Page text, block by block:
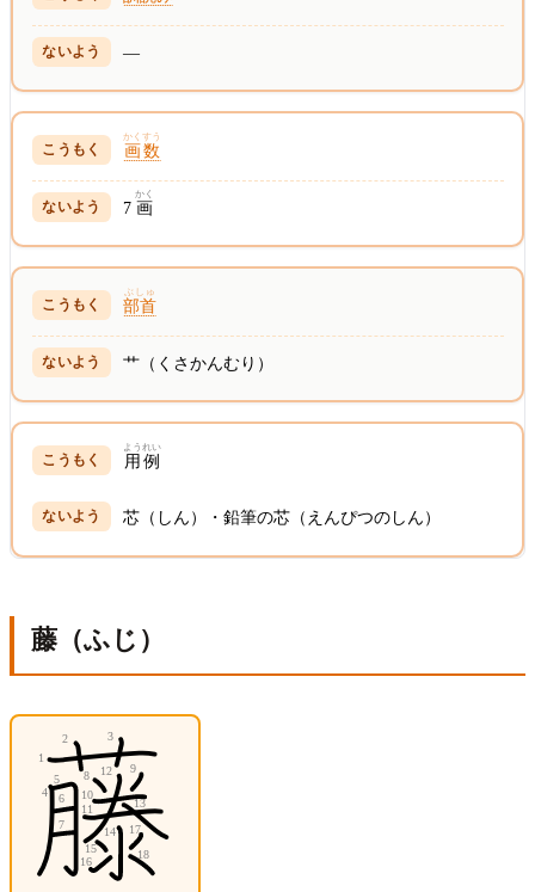
—
画数
かくすう
7 画
かく
部首
ぶしゅ
艹（くさかんむり）
用例
ようれい
芯（しん）・鉛筆の芯（えんぴつのしん）
藤（ふじ）